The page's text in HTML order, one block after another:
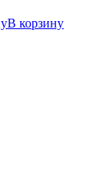
В корзину